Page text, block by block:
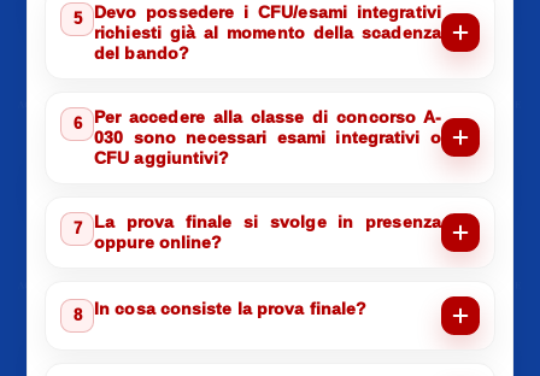
5
Devo possedere i CFU/esami integrativi
richiesti già al momento della scadenza
del bando?
6
Per accedere alla classe di concorso A-
030 sono necessari esami integrativi o
CFU aggiuntivi?
7
La prova finale si svolge in presenza
oppure online?
8 In cosa consiste la prova finale?